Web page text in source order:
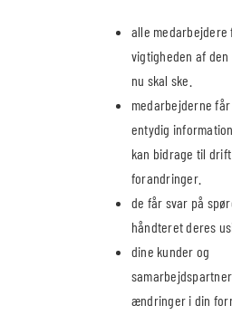
alle
vigtigheden af
nu skal ske.
medarbejderne
entydig
kan bidrage til
forandringer.
de får svar på
håndteret deres
dine kunder og
ændringer i din